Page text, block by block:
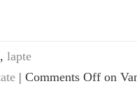
, lapte
| Comments Off on